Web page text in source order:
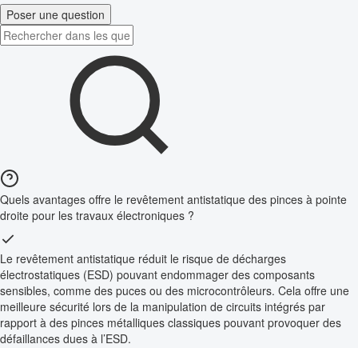
Poser une question
Quels avantages offre le revêtement antistatique des pinces à pointe
droite pour les travaux électroniques ?
Le revêtement antistatique réduit le risque de décharges
électrostatiques (ESD) pouvant endommager des composants
sensibles, comme des puces ou des microcontrôleurs. Cela offre une
meilleure sécurité lors de la manipulation de circuits intégrés par
rapport à des pinces métalliques classiques pouvant provoquer des
défaillances dues à l’ESD.